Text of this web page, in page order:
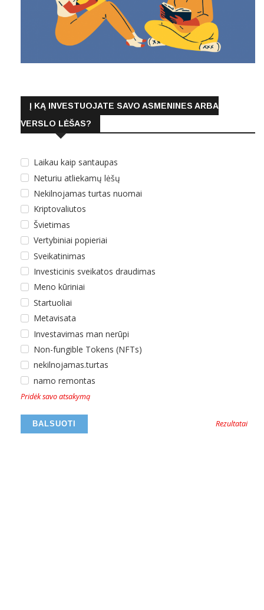
Į KĄ INVESTUOJATE SAVO ASMENINES ARBA
VERSLO LĖŠAS?
Laikau kaip santaupas
Neturiu atliekamų lėšų
Nekilnojamas turtas nuomai
Kriptovaliutos
Švietimas
Vertybiniai popieriai
Sveikatinimas
Investicinis sveikatos draudimas
Meno kūriniai
Startuoliai
Metavisata
Investavimas man nerūpi
Non-fungible Tokens (NFTs)
nekilnojamas.turtas
namo remontas
Pridėk savo atsakymą
Rezultatai